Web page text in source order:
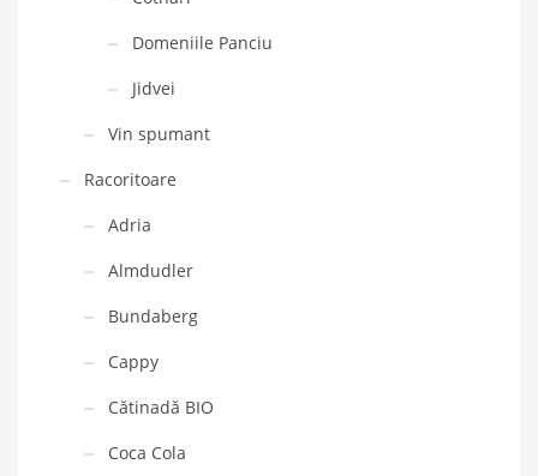
Domeniile Panciu
Jidvei
Vin spumant
Racoritoare
Adria
Almdudler
Bundaberg
Cappy
Cătinadă BIO
Coca Cola